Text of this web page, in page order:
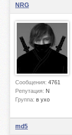
NRG
Сообщения: 4761
Репутация: N
Группа: в ухо
md5